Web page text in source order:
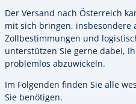
Der Versand nach Österreich
mit sich bringen, insbesondere
Zollbestimmungen und
unterstützen Sie gerne dabei,
problemlos abzuwickeln.
Im Folgenden finden Sie alle
Sie benötigen.